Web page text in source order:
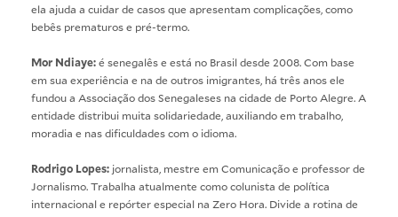
ela ajuda a cuidar de casos que apresentam complicações, como
bebês prematuros e pré-termo.
Mor Ndiaye:é senegalês e está no Brasil desde 2008. Com base
em sua experiência e na de outros imigrantes, há três anos ele
fundou a Associação dos Senegaleses na cidade de Porto Alegre. A
entidade distribui muita solidariedade, auxiliando em trabalho,
moradia e nas dificuldades com o idioma.
Rodrigo Lopes: jornalista, mestre em Comunicação e professor de
Jornalismo. Trabalha atualmente como colunista de política
internacional e repórter especial na Zero Hora. Divide a rotina de